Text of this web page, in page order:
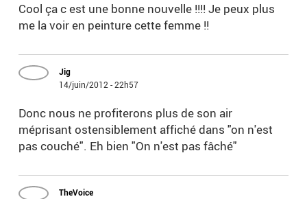
Cool ça c est une bonne nouvelle !!!! Je peux plus
me la voir en peinture cette femme !!
Jig
14/juin/2012 - 22h57
Donc nous ne profiterons plus de son air
méprisant ostensiblement affiché dans "on n'est
pas couché". Eh bien "On n'est pas fâché"
TheVoice